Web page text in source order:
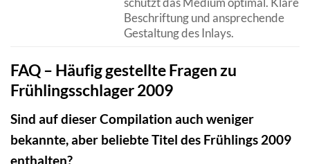
Beschriftung und ansprechende
Gestaltung des Inlays.
FAQ – Häufig gestellte Fragen zu
Frühlingsschlager 2009
Sind auf dieser Compilation auch weniger
bekannte, aber beliebte Titel des Frühlings 2009
enthalten?